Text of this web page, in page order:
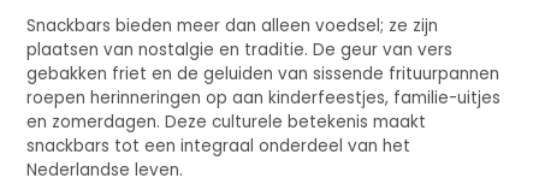
Snackbars bieden meer dan alleen voedsel; ze zijn
plaatsen van nostalgie en traditie. De geur van vers
gebakken friet en de geluiden van sissende frituurpannen
roepen herinneringen op aan kinderfeestjes, familie-uitjes
en zomerdagen. Deze culturele betekenis maakt
snackbars tot een integraal onderdeel van het
Nederlandse leven.